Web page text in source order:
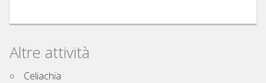
Altre attività
Celiachia